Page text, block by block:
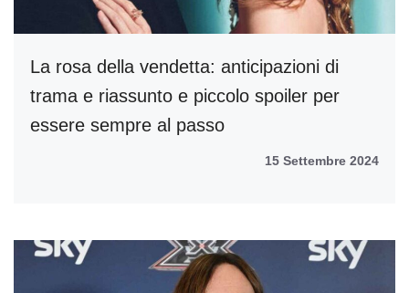
La rosa della vendetta: anticipazioni di
trama e riassunto e piccolo spoiler per
essere sempre al passo
15 Settembre 2024